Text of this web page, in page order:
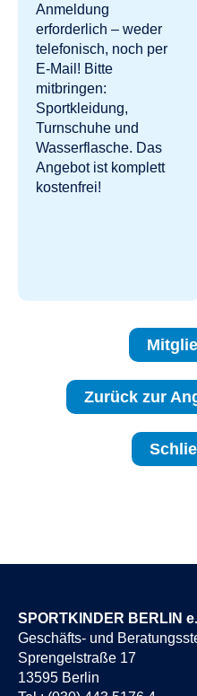
Anmeldung
erforderlich – weder
telefonisch, noch per
E-Mail! Bitte
mitbringen:
Sportkleidung,
Turnschuhe und
Wasserflasche. Das
Angebot ist komplett
kostenfrei!
Zurück zur
SPORTKINDER BERLIN
Geschäfts- und
Sprengelstraße 17
13595 Berlin